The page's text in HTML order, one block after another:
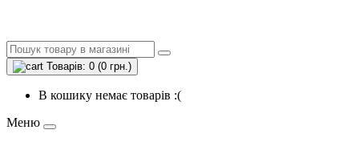
Товарів: 0 (0 грн.)
В кошику немає товарів :(
Меню